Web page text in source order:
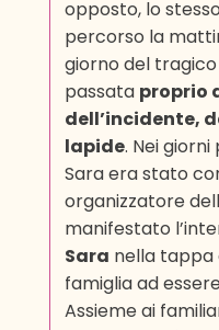
opposto, lo
percorso la
giorno del
passata proprio
dell’incidente,
lapide. Nei
Sara era stato
organizzatore
manifestato
Sara nella tappa
famiglia ad
Assieme ai